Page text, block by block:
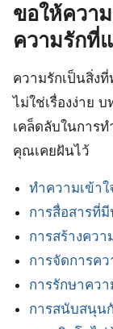
ขอให้ควา
ความรักที่
ความรักเป็นสิ่ง
ไม่ใช่เรื่องง่าย
เคล็ดลับในการ
คุณเคยฝันไว้
ทำความเข้า
การสื่อสารที่
การสร้างคว
การจัดการค
การรักษาคว
การสนับสนุน